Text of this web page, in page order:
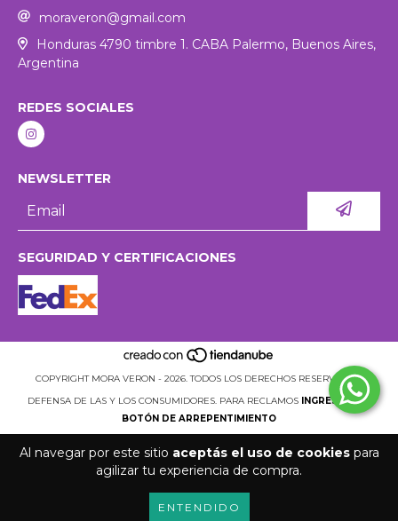
Al navegar por este sitio aceptás el uso de cookiespara
agilizar tu experiencia de compra.
ENTENDIDO
moraveron@gmail.com
Honduras 4790 timbre 1. CABA Palermo, Buenos Aires,
Argentina
REDES SOCIALES
NEWSLETTER
SEGURIDAD Y CERTIFICACIONES
COPYRIGHT MORA VERON - 2026. TODOS LOS DERECHOS RESERVADOS.
DEFENSA DE LAS Y LOS CONSUMIDORES. PARA RECLAMOS INGRESÁ ACÁ.
BOTÓN DE ARREPENTIMIENTO